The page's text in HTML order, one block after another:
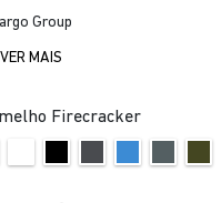
Group
VER MAIS
Firecracker